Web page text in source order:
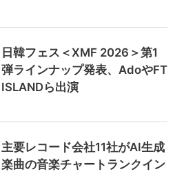
日韓フェス＜XMF 2026＞第1
弾ラインナップ発表、AdoやFT
ISLANDら出演
主要レコード会社11社がAI生成
楽曲の音楽チャートランクイン